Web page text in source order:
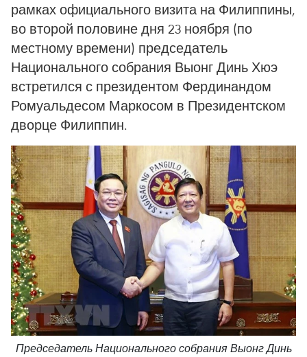
рамках официального визита на Филиппины,
во второй половине дня 23 ноября (по
местному времени) председатель
Национального собрания Выонг Динь Хюэ
встретился с президентом Фердинандом
Ромуальдесом Маркосом в Президентском
дворце Филиппин.
Председатель Национального собрания Выонг Динь